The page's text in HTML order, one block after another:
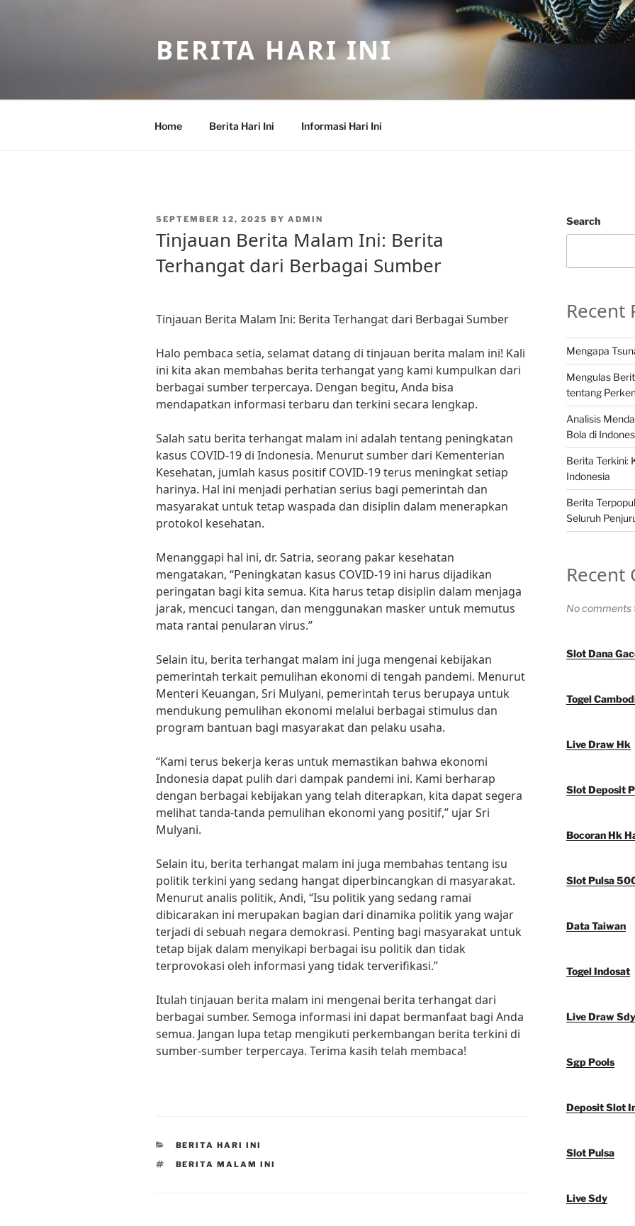
BERITA HARI INI
Home Berita Hari Ini Informasi Hari Ini
POSTED
SEPTEMBER 12, 2025 BY ADMIN
Tinjauan Berita Malam Ini: Berita
Terhangat dari Berbagai Sumber
Tinjauan Berita Malam Ini: Berita Terhangat dari Berbagai Sumber
Halo pembaca setia, selamat datang di tinjauan berita malam ini! Kali
ini kita akan membahas berita terhangat yang kami kumpulkan dari
berbagai sumber terpercaya. Dengan begitu, Anda bisa
mendapatkan informasi terbaru dan terkini secara lengkap.
Salah satu berita terhangat malam ini adalah tentang peningkatan
kasus COVID-19 di Indonesia. Menurut sumber dari Kementerian
Kesehatan, jumlah kasus positif COVID-19 terus meningkat setiap
harinya. Hal ini menjadi perhatian serius bagi pemerintah dan
masyarakat untuk tetap waspada dan disiplin dalam menerapkan
protokol kesehatan.
Menanggapi hal ini, dr. Satria, seorang pakar kesehatan
mengatakan, “Peningkatan kasus COVID-19 ini harus dijadikan
peringatan bagi kita semua. Kita harus tetap disiplin dalam menjaga
jarak, mencuci tangan, dan menggunakan masker untuk memutus
mata rantai penularan virus.”
Selain itu, berita terhangat malam ini juga mengenai kebijakan
pemerintah terkait pemulihan ekonomi di tengah pandemi. Menurut
Menteri Keuangan, Sri Mulyani, pemerintah terus berupaya untuk
mendukung pemulihan ekonomi melalui berbagai stimulus dan
program bantuan bagi masyarakat dan pelaku usaha.
“Kami terus bekerja keras untuk memastikan bahwa ekonomi
Indonesia dapat pulih dari dampak pandemi ini. Kami berharap
dengan berbagai kebijakan yang telah diterapkan, kita dapat segera
melihat tanda-tanda pemulihan ekonomi yang positif,” ujar Sri
Mulyani.
Selain itu, berita terhangat malam ini juga membahas tentang isu
politik terkini yang sedang hangat diperbincangkan di masyarakat.
Menurut analis politik, Andi, “Isu politik yang sedang ramai
dibicarakan ini merupakan bagian dari dinamika politik yang wajar
terjadi di sebuah negara demokrasi. Penting bagi masyarakat untuk
tetap bijak dalam menyikapi berbagai isu politik dan tidak
terprovokasi oleh informasi yang tidak terverifikasi.”
Itulah tinjauan berita malam ini mengenai berita terhangat dari
berbagai sumber. Semoga informasi ini dapat bermanfaat bagi Anda
semua. Jangan lupa tetap mengikuti perkembangan berita terkini di
sumber-sumber terpercaya. Terima kasih telah membaca!
CATEGORIES
BERITA HARI INI
TAGS
BERITA MALAM INI
Search
Recent
Mengapa
Mengulas
tentang
Analisis
Bola di
Berita Terkini:
Indonesia
Berita
Seluruh
Recent
No comments
Slot Dana
Togel
Live Draw Hk
Slot Deposit
Bocoran Hk
Slot Pulsa
Data Taiwan
Togel Indosat
Live Draw Sdy
Sgp Pools
Deposit Slot
Slot Pulsa
Live Sdy